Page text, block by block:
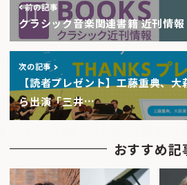
前の記事
クラシック音楽関連書籍 近刊情
次の記事
【読者プレゼント】工藤重典、
ら出演「三井…
おすすめ記